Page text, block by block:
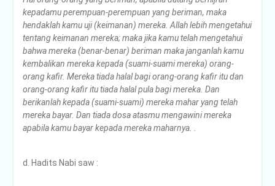
kepadamu perempuan-perempuan yang beriman, maka
hendaklah kamu uji (keimanan) mereka. Allah lebih mengetahui
tentang keimanan mereka; maka jika kamu telah mengetahui
bahwa mereka (benar-benar) beriman maka janganlah kamu
kembalikan mereka kepada (suami-suami mereka) orang-
orang kafir. Mereka tiada halal bagi orang-orang kafir itu dan
orang-orang kafir itu tiada halal pula bagi mereka. Dan
berikanlah kepada (suami-suami) mereka mahar yang telah
mereka bayar. Dan tiada dosa atasmu mengawini mereka
apabila kamu bayar kepada mereka maharnya. .
d. Hadits Nabi saw :